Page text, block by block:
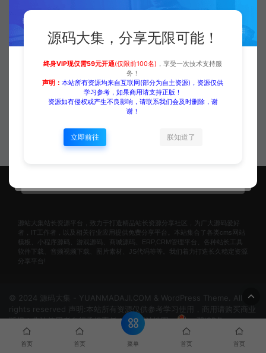
[eyou易优模板] 易优CMS响应式
法律咨询律师事务网站模板_Eyo
uCMS商业
源站大集站长资源平台，致力于打造精品站长资源分享社区，为广大源码爱好
者，IT工作者，以及相关行业应用提供免费分享平台。本站集合了各类cms网站
模板、小程序源码、游戏源码、商城源码、ERP,CRM管理平台、各种站长工具
软件下载、音频视频下载、图片素材、JS代码等等。我们着力打造长久稳定资源
分享平台!
© 2024 源码大集 - YUANMADAJI.COM & WordPress Theme. All
rights reserved 声明:本站所有资源仅供参考学习使用，商用请购买商业
版权！非法使用者自行承担责任！
网站地图
冀ICP备
2024074297号-1
首页 首页 菜单 首页 首页
源码大集，分享无限可能！
终身VIP现仅需59元开通(仅限前100名) ，享受一次技术支持服
务！
声明：本站所有资源均来自互联网(部分为自主资源)，资源仅供
学习参考，如果商用请支持正版！
资源如有侵权或产生不良影响，请联系我们会及时删除，谢
谢！
立即前往 朕知道了